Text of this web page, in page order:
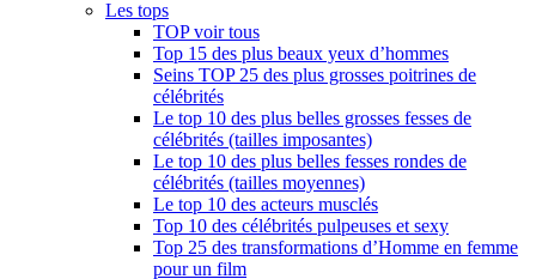
Les tops
TOP voir tous
Top 15 des plus beaux yeux d’hommes
Seins TOP 25 des plus grosses poitrines de
célébrités
Le top 10 des plus belles grosses fesses de
célébrités (tailles imposantes)
Le top 10 des plus belles fesses rondes de
célébrités (tailles moyennes)
Le top 10 des acteurs musclés
Top 10 des célébrités pulpeuses et sexy
Top 25 des transformations d’Homme en femme
pour un film